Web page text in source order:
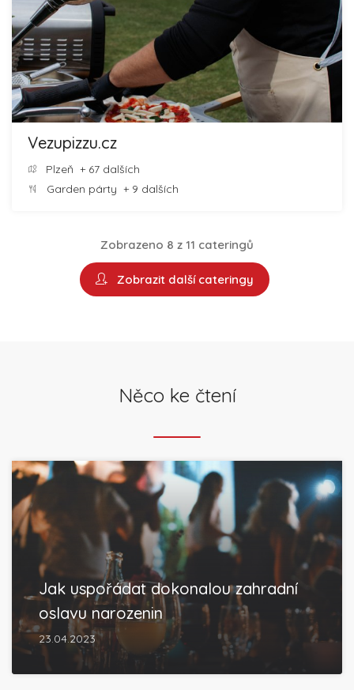
Vezupizzu.cz
Plzeň + 67 dalších
Garden párty + 9 dalších
Zobrazeno 8 z 11 cateringů
Zobrazit další cateringy
Něco ke čtení
Jak uspořádat dokonalou zahradní
oslavu narozenin
23.04.2023